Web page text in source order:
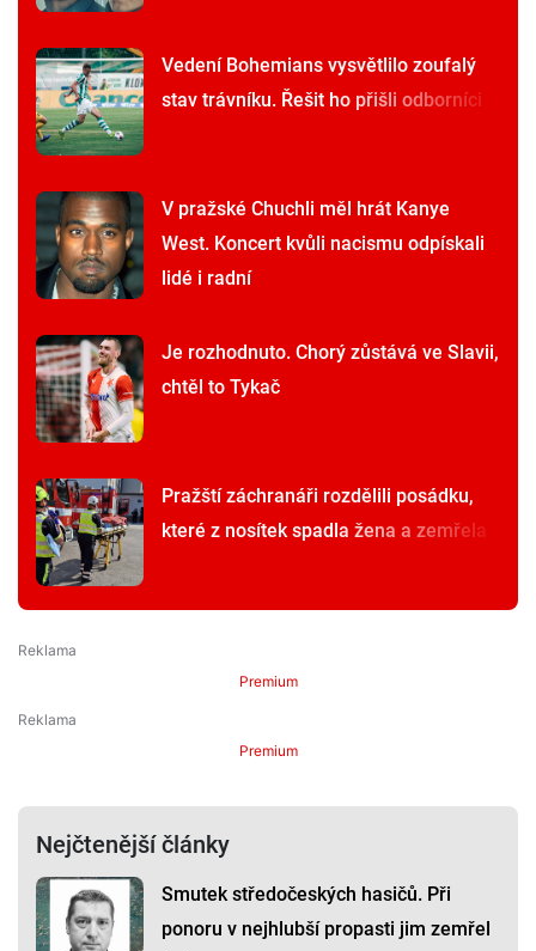
Vedení Bohemians vysvětlilo zoufalý
stav trávníku. Řešit ho přišli odborníci
V pražské Chuchli měl hrát Kanye
West. Koncert kvůli nacismu odpískali
lidé i radní
Je rozhodnuto. Chorý zůstává ve Slavii,
chtěl to Tykač
Pražští záchranáři rozdělili posádku,
které z nosítek spadla žena a zemřela
Premium
Premium
Nejčtenější články
Smutek středočeských hasičů. Při
ponoru v nejhlubší propasti jim zemřel